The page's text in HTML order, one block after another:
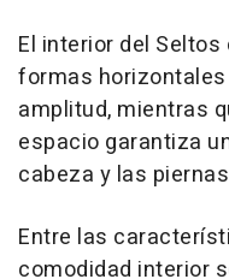
El interior del
formas
amplitud, mientras
espacio garantiza
cabeza y las
Entre las
comodidad interior